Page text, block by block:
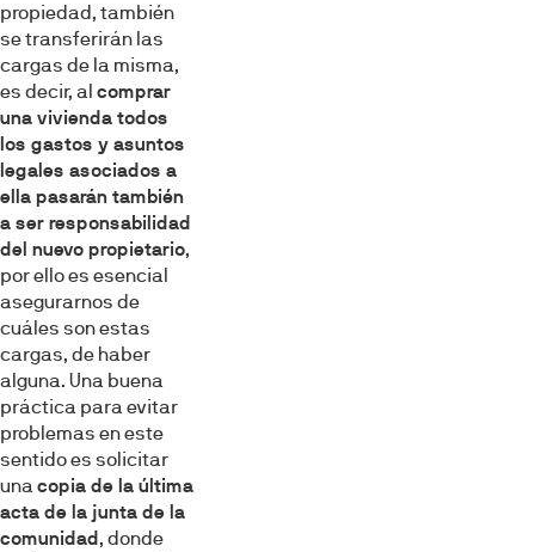
propiedad, también
se transferirán las
cargas de la misma,
es decir, al comprar
una vivienda todos
los gastos y asuntos
legales asociados a
ella pasarán también
a ser responsabilidad
del nuevo propietario,
por ello es esencial
asegurarnos de
cuáles son estas
cargas, de haber
alguna. Una buena
práctica para evitar
problemas en este
sentido es solicitar
unacopia de la última
acta de la junta de la
comunidad, donde